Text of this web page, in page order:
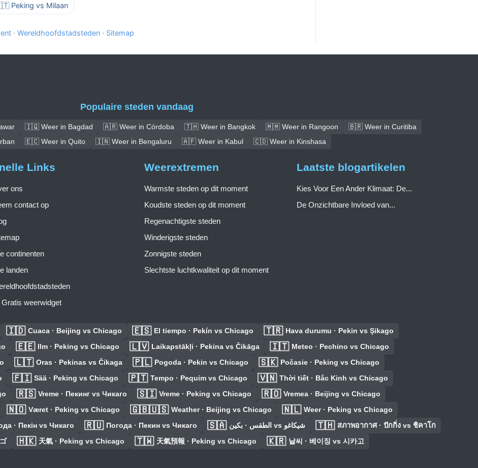
Peking vs Milaan
· Wereldhoofdstadsteden · Sitemap
Populaire steden vandaag
🇮🇶 Weer in Bagdad 🇦🇷 Weer in Córdoba 🇹🇭 Weer in Bangkok 🇲🇲 Weer in Rangoon
🇧🇷 Weer in Curitiba
🇪🇨 Weer in Quito 🇮🇳 Weer in Bengaluru 🇦🇫 Weer in Kabul 🇨🇩 Weer in Kinshasa
Links
ons
contact op
continenten
landen
Gratis weerwidget
Weerextremen
Warmste steden op dit moment
Koudste steden op dit moment
Regenachtigste steden
Winderigste steden
Zonnigste steden
Slechtste luchtkwaliteit op dit moment
Laatste blogartikelen
Kies Voor Een Ander Klimaat: De...
De Onzichtbare Invloed van...
🇮🇩 Cuaca · Beijing vs Chicago 🇪🇸 El tiempo · Pekín vs Chicago 🇹🇷 Hava durumu · Pekin vs Şikago
🇪🇪 Ilm · Peking vs Chicago 🇱🇻 Laikapstākļi · Pekina vs Čikāga 🇮🇹 Meteo · Pechino vs Chicago
🇱🇹 Oras · Pekinas vs Čikaga 🇵🇱 Pogoda · Pekin vs Chicago 🇸🇰 Počasie · Peking vs Chicago
🇫🇮 Sää · Peking vs Chicago 🇵🇹 Tempo · Pequim vs Chicago 🇻🇳 Thời tiết · Bắc Kinh vs Chicago
🇷🇸 Vreme · Пекинг vs Чикаго 🇸🇮 Vreme · Peking vs Chicago 🇷🇴 Vremea · Beijing vs Chicago
🇳🇴 Været · Peking vs Chicago 🇬🇧🇺🇸 Weather · Beijing vs Chicago 🇳🇱 Weer · Peking vs Chicago
· Пекін vs Чикаго 🇷🇺 Погода · Пекин vs Чикаго 🇸🇦 الطقس · بكين vs شيكاغو 🇹🇭 สภาพอากาศ · ปักกิ่ง vs ชิคาโก
🇭🇰 天氣 · Peking vs Chicago 🇹🇼 天氣預報 · Peking vs Chicago 🇰🇷 날씨 · 베이징 vs 시카고